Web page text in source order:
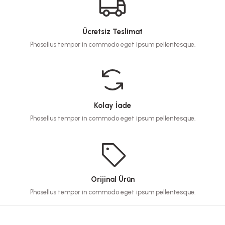
Ücretsiz Teslimat
Phasellus tempor in commodo eget ipsum pellentesque.
Kolay İade
Phasellus tempor in commodo eget ipsum pellentesque.
Orijinal Ürün
Phasellus tempor in commodo eget ipsum pellentesque.